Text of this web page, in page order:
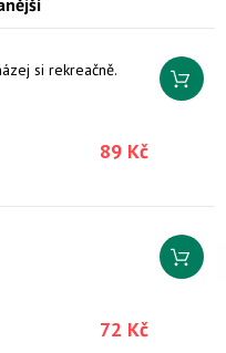
si rekreačně.
89 Kč
72 Kč